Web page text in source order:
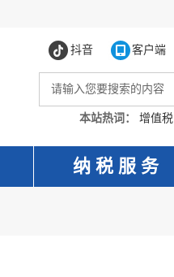
抖音 客户端
本站热词： 增值税
纳 税 服 务